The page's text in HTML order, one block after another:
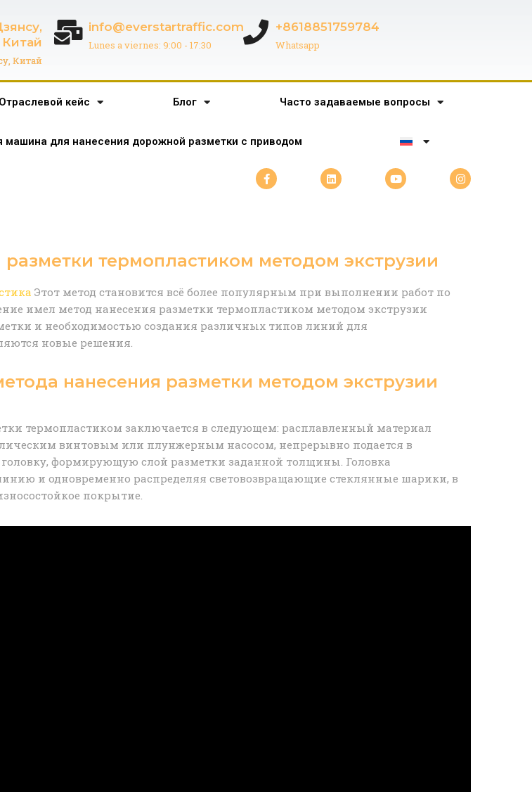
Китай
Китай
info@everstartraffic.com
Lunes a viernes: 9:00 - 17:30
+8618851759784
Whatsapp
Отраслевой кейс Блог Часто задаваемые вопросы
машина для нанесения дорожной разметки с приводом
термопластиком методом экструзии
Этот метод становится всё более популярным при выполнении работ по
имел метод нанесения разметки термопластиком методом экструзии
и необходимостью создания различных типов линий для
новые решения.
нанесения разметки методом экструзии
термопластиком заключается в следующем: расплавленный материал
винтовым или плунжерным насосом, непрерывно подается в
формирующую слой разметки заданной толщины. Головка
и одновременно распределяя световозвращающие стеклянные шарики, в
покрытие.